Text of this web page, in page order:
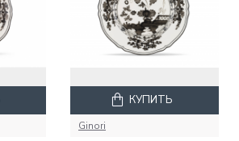
Ginori
КУПИТЬ